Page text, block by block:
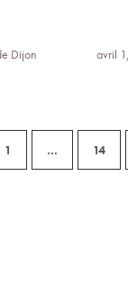
Dijon avril
1 … 14